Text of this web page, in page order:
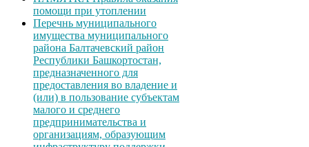
помощи при утоплении
Перечнь муниципального
имущества муниципального
района Балтачевский район
Республики Башкортостан,
предназначенного для
предоставления во владение и
(или) в пользование субъектам
малого и среднего
предпринимательства и
организациям, образующим